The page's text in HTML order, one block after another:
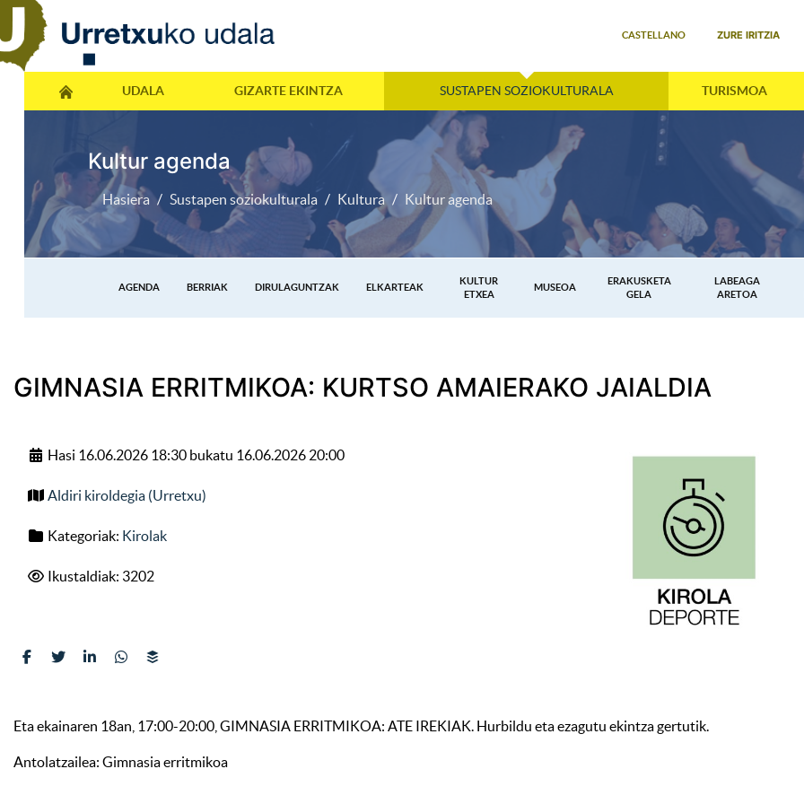
CASTELLANO ZURE IRITZIA
UDALA GIZARTE EKINTZA SUSTAPEN SOZIOKULTURALA TURISMOA
Kultur agenda
Hasiera Sustapen soziokulturala Kultura Kultur agenda
AGENDA BERRIAK DIRULAGUNTZAK ELKARTEAK
KULTUR
ETXEA
MUSEOA
ERAKUSKETA
GELA
LABEAGA
ARETOA
GIMNASIA ERRITMIKOA: KURTSO AMAIERAKO JAIALDIA
Hasi 16.06.2026 18:30 bukatu 16.06.2026 20:00
Aldiri kiroldegia (Urretxu)
Kategoriak: Kirolak
Ikustaldiak: 3202
Eta ekainaren 18an, 17:00-20:00, GIMNASIA ERRITMIKOA: ATE IREKIAK. Hurbildu eta ezagutu ekintza gertutik.
Antolatzailea: Gimnasia erritmikoa